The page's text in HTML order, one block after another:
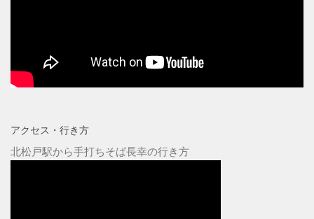
アクセス・行き方
北松戸駅から手打ちそば長幸の行き方